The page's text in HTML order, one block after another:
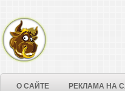
О САЙТЕ РЕКЛАМА НА